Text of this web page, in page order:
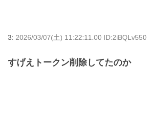
3: 2026/03/07(土) 11:22:11.00 ID:2iBQLv550
すげえトークン削除してたのか